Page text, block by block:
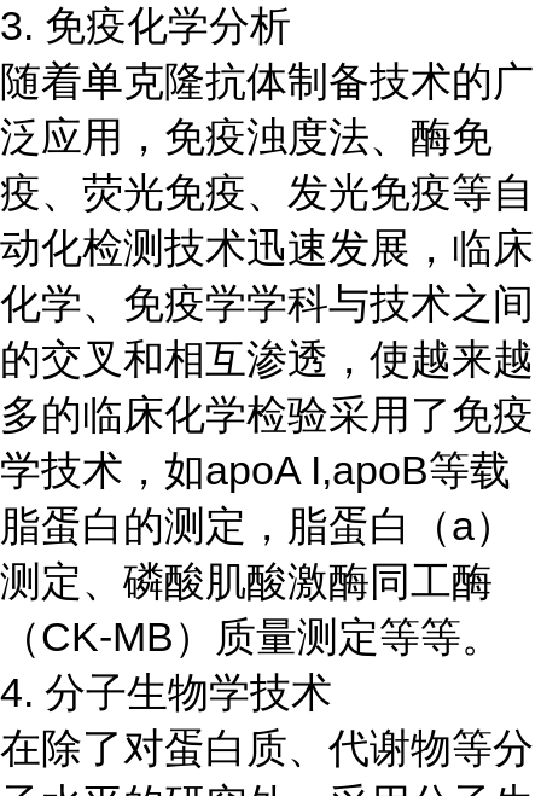
3. 免疫化学分析
随着单克隆抗体制备技术的广
泛应用，免疫浊度法、酶免
疫、荧光免疫、发光免疫等自
动化检测技术迅速发展，临床
化学、免疫学学科与技术之间
的交叉和相互渗透，使越来越
多的临床化学检验采用了免疫
学技术，如apoA I,apoB等载
脂蛋白的测定，脂蛋白（a）
测定、磷酸肌酸激酶同工酶
（CK-MB）质量测定等等。
4. 分子生物学技术
在除了对蛋白质、代谢物等分